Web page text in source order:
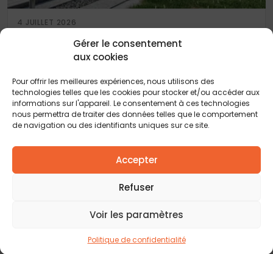
Gérer le consentement
aux cookies
Pour offrir les meilleures expériences, nous utilisons des
technologies telles que les cookies pour stocker et/ou accéder aux
informations sur l'appareil. Le consentement à ces technologies
nous permettra de traiter des données telles que le comportement
de navigation ou des identifiants uniques sur ce site.
Accepter
Refuser
Voir les paramètres
Politique de confidentialité
4 JUILLET 2026
MAISONS A ST LEON SUR L’SILE